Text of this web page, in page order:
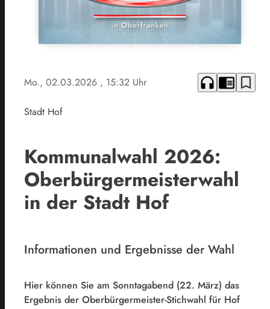
Mo., 02.03.2026 , 15:32 Uhr headphones chrome_reader_mode bookmark_border
Stadt Hof
Kommunalwahl 2026:
Oberbürgermeisterwahl
in der Stadt Hof
Informationen und Ergebnisse der Wahl
Hier können Sie am Sonntagabend (22. März) das
Ergebnis der Oberbürgermeister-Stichwahl für Hof